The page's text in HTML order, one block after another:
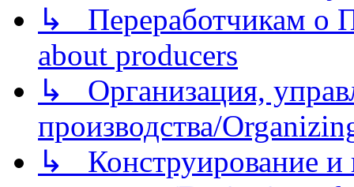
↳ Переработчикам о
about producers
↳ Организация,
производства/
↳ Конструирование и